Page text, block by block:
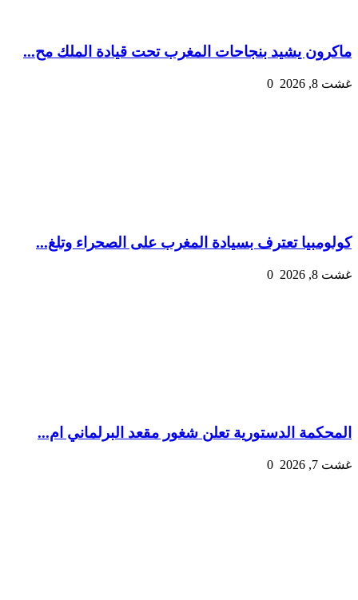
ماكرون يشيد بنجاحات المغرب تحت قيادة الملك مح...
غشت 8, 2026
كولومبيا تعترف بسيادة المغرب على الصحراء وتلغ...
غشت 8, 2026
المحكمة الدستورية تعلن شغور مقعد البرلماني ام...
غشت 7, 2026